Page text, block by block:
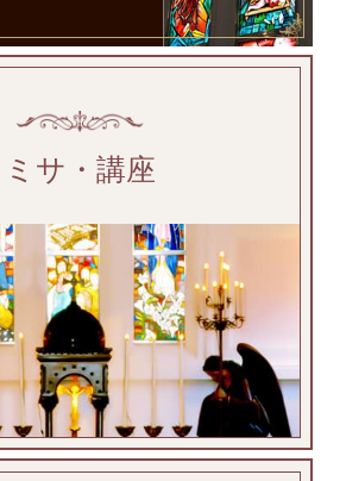
ミサ・講座